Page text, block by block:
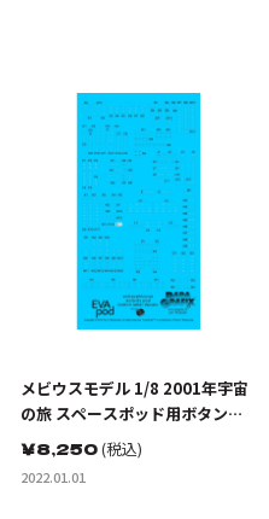
メビウスモデル 1/8 2001年宇宙
の旅 スペースポッド用ボタンラ
ベルデカール
￥8,250(税込)
2022.01.01